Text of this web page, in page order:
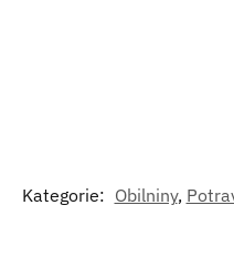
Kategorie: Obilniny,